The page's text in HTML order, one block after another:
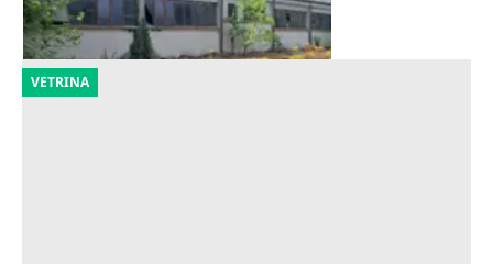
16/10/2026
VETRINA